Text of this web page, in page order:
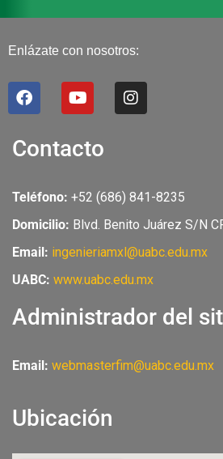
Enlázate con nosotros:
F
a
e
b
k
Y
o
u
I
n
a
m
Contacto
Teléfono: +52 (686) 841-8235
Domicilio: Blvd. Benito Juárez S/N
Email: ingenieriamxl@uabc.edu.mx
UABC: www.uabc.edu.mx
Administrador del
Email: webmasterfim@uabc.edu.mx
Ubicación